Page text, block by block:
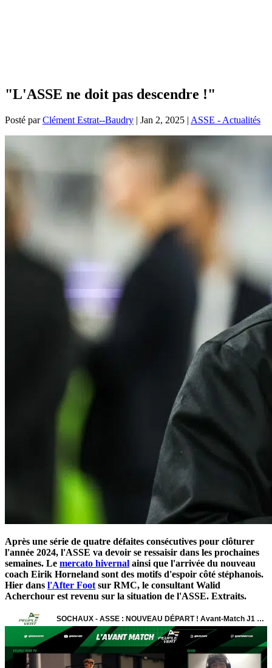
"L'ASSE ne doit pas descendre !"
Posté parClément Estrat--Baudry | Jan 2, 2025 | ASSE - Actualités
Après une série de quatre défaites consécutives pour clôturer
l'année 2024, l'ASSE va devoir se ressaisir dans les prochaines
semaines. Le mercato hivernal ainsi que l'arrivée du nouveau
coach Eirik Horneland sont des motifs d'espoir côté stéphanois.
Hier dans l'After Foot sur RMC, le consultant Walid
Acherchour est revenu sur la situation de l'ASSE. Extraits.